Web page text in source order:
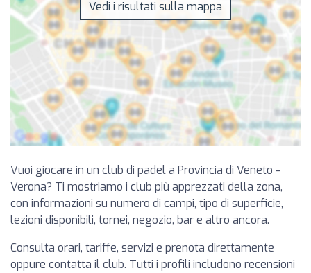
Vedi i risultati sulla mappa
Vuoi giocare in un club di padel a Provincia di Veneto -
Verona? Ti mostriamo i club più apprezzati della zona,
con informazioni su numero di campi, tipo di superficie,
lezioni disponibili, tornei, negozio, bar e altro ancora.
Consulta orari, tariffe, servizi e prenota direttamente
oppure contatta il club. Tutti i profili includono recensioni